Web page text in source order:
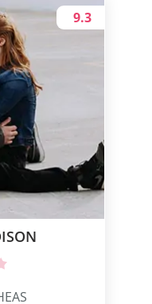
9.3